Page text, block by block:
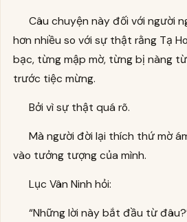
Câu chuyện này đối với người
hơn nhiều so với sự thật rằng Tạ
bạc, từng mập mờ, từng bị nàng
trước tiệc mừng.
Bởi vì sự thật quá rõ.
Mà người đời lại thích thứ mờ
vào tưởng tượng của mình.
Lục Vân Ninh hỏi:
“Những lời này bắt đầu từ